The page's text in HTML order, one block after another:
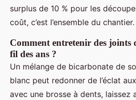
surplus de 10 % pour les
coût, c’est l’ensemble du chantier.
Comment entretenir des
fil des ans ?
Un mélange de bicarbonate de
blanc peut redonner de l’éclat
avec une brosse à dents, laissez